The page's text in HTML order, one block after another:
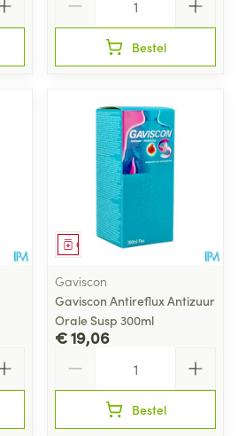
Bestel
Geneesmiddel
Gaviscon
Gaviscon Antireflux Antizuur
Orale Susp 300ml
€ 19,06
Bestel